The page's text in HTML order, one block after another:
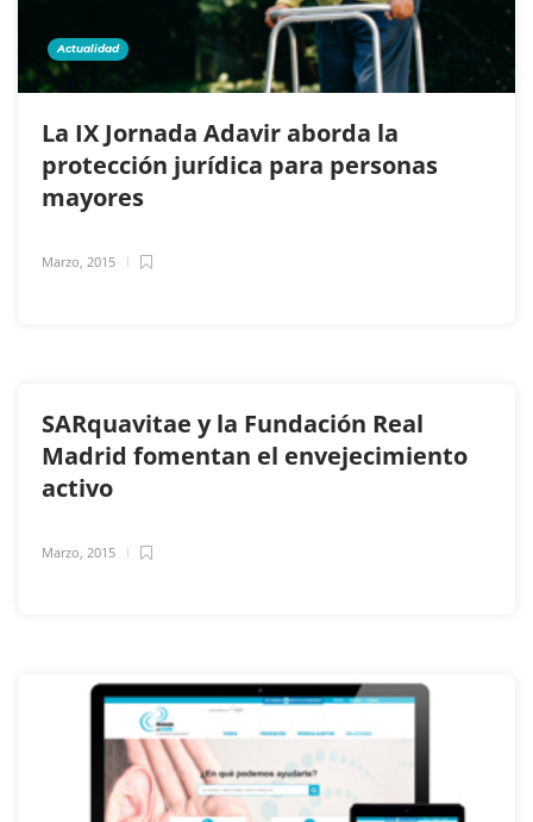
Actualidad
La IX Jornada Adavir aborda la
protección jurídica para personas
mayores
Marzo, 2015
SARquavitae y la Fundación Real
Madrid fomentan el envejecimiento
activo
Marzo, 2015